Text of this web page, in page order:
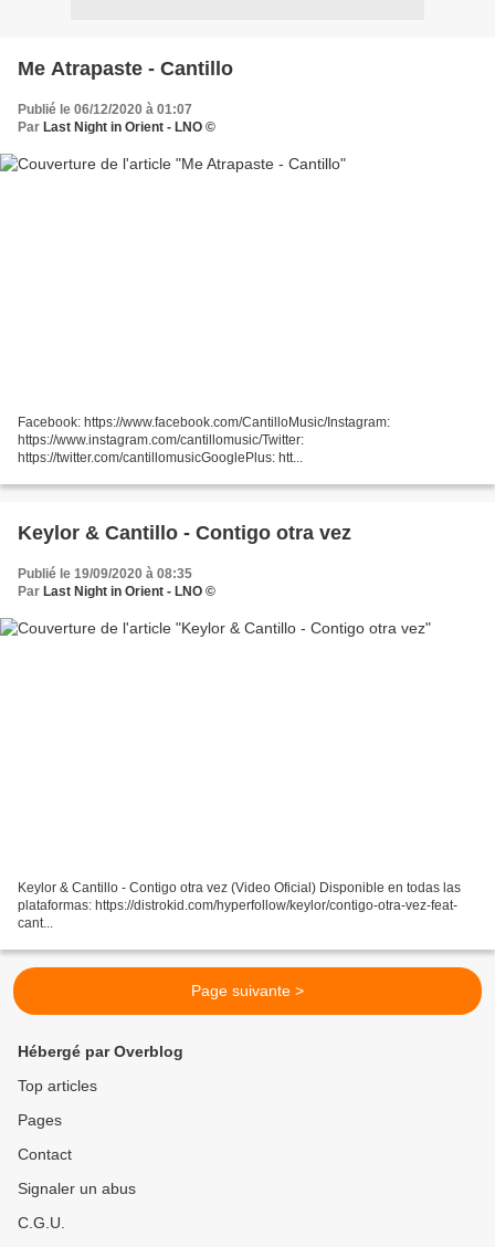
Me Atrapaste - Cantillo
Publié le 06/12/2020 à 01:07
Par Last Night in Orient - LNO ©
Facebook: https://www.facebook.com/CantilloMusic/Instagram:
https://www.instagram.com/cantillomusic/Twitter:
https://twitter.com/cantillomusicGooglePlus: htt...
Keylor & Cantillo - Contigo otra vez
Publié le 19/09/2020 à 08:35
Par Last Night in Orient - LNO ©
Keylor & Cantillo - Contigo otra vez (Video Oficial) Disponible en todas las
plataformas: https://distrokid.com/hyperfollow/keylor/contigo-otra-vez-feat-
cant...
Page suivante >
Hébergé par Overblog
Top articles
Pages
Contact
Signaler un abus
C.G.U.